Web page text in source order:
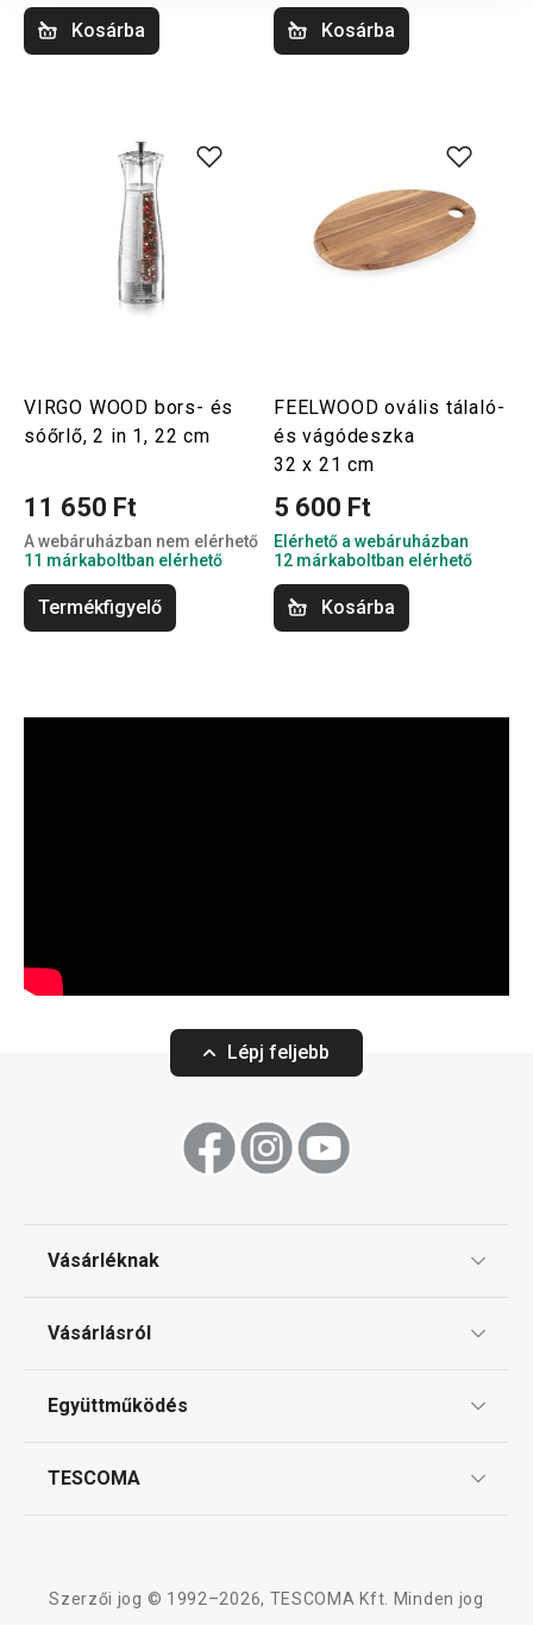
Kosárba Kosárba
VIRGO WOOD bors- és
sóőrlő, 2 in 1, 22 cm
11 650 Ft
A webáruházban nem elérhető
11 márkaboltban elérhető
Termékfigyelő
FEELWOOD ovális tálaló-
és vágódeszka
32 x 21 cm
5 600 Ft
Elérhető a webáruházban
12 márkaboltban elérhető
Kosárba
Lépj feljebb
Vásárléknak
Gyakori kérdések
Vásárlásról
Reklamáció és termékvisszaküldés
Együttműködés
TESCOMA
Szerzői jog © 1992–2026, TESCOMA Kft. Minden jog